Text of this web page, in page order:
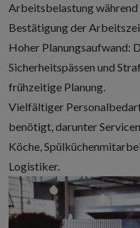
Arbeitsbelastung während
Bestätigung der
Hoher Planungsaufwand:
Sicherheitspässen und
frühzeitige Planung.
Vielfältiger
benötigt, darunter
Köche,
Logistiker.